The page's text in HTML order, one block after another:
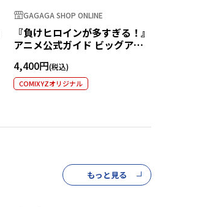
GAGAGA SHOP ONLINE
『負けヒロインが多すぎる！』
アニメ公式ガイド ビッグアク
4,400円
COMIXYZオリジナル
もっと見る